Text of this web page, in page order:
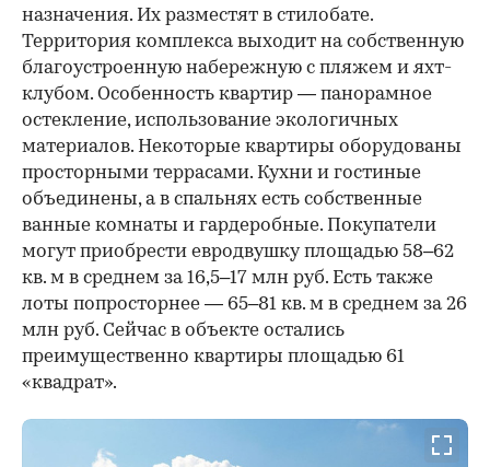
назначения. Их разместят в стилобате.
Территория комплекса выходит на собственную
благоустроенную набережную с пляжем и яхт-
клубом. Особенность квартир — панорамное
остекление, использование экологичных
материалов. Некоторые квартиры оборудованы
просторными террасами. Кухни и гостиные
объединены, а в спальнях есть собственные
ванные комнаты и гардеробные. Покупатели
могут приобрести евродвушку площадью 58–62
кв. м в среднем за 16,5–17 млн руб. Есть также
лоты попросторнее — 65–81 кв. м в среднем за 26
млн руб. Сейчас в объекте остались
преимущественно квартиры площадью 61
«квадрат».